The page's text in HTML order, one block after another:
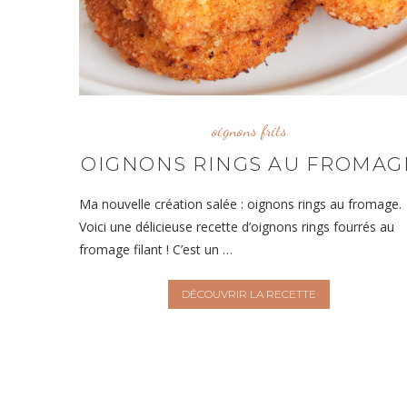
oignons frits
OIGNONS RINGS AU
Ma nouvelle création salée : oignons rings au fromage.
Voici une délicieuse recette d’oignons rings fourrés au
fromage filant ! C’est un …
DÉCOUVRIR LA RECETTE